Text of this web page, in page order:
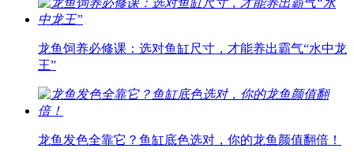
龙鱼饲养必修课：选对鱼缸尺寸，才能养出霸气“水中龙
王”
龙鱼发色全靠它？鱼缸底色选对，你的龙鱼颜值翻倍！